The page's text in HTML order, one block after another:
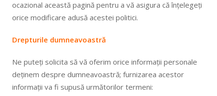
ocazional această pagină pentru a vă asigura că înțelegeți
orice modificare adusă acestei politici.
Drepturile dumneavoastră
Ne puteți solicita să vă oferim orice informații personale
deținem despre dumneavoastră; furnizarea acestor
informații va fi supusă următorilor termeni: